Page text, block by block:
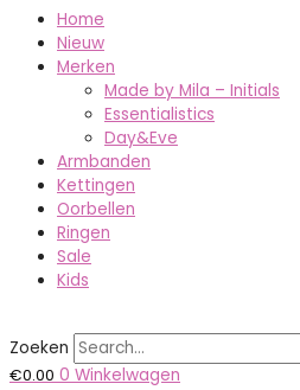
Home
Nieuw
Merken
Made by Mila – Initials
Essentialistics
Day&Eve
Armbanden
Kettingen
Oorbellen
Ringen
Sale
Kids
Zoeken
€0.00 0 Winkelwagen